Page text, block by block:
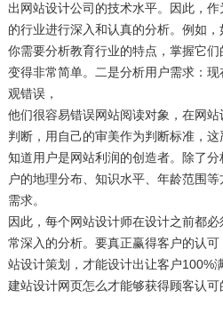
出网站设计公司的技术水平。因此，
的行业进行深入和认真的分析。例如，
你需要分析教育行业的特点，掌握它
变得非常简单。二是分析用户需求：
观错误，
他们很容易错误网站阅读对象，在网
判断，用自己的审美作为判断标准，这
知道用户是网站利润的创造者。除了
户的地理分布、知识水平、年龄范围
需求。
因此，每个网站设计师在设计之前都
常深入的分析。要真正赢得客户的认
站设计策划，才能设计出让客户100%
建站设计网页怎么才能够获得顾客认可